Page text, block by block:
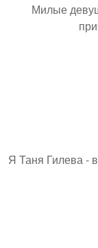
Милые
Я Таня Гилева -